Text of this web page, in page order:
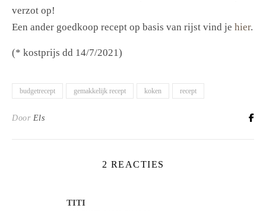
verzot op!
Een ander goedkoop recept op basis van rijst vind je hier.
(* kostprijs dd 14/7/2021)
budgetrecept gemakkelijk recept koken recept
Door Els
2 REACTIES
TITI